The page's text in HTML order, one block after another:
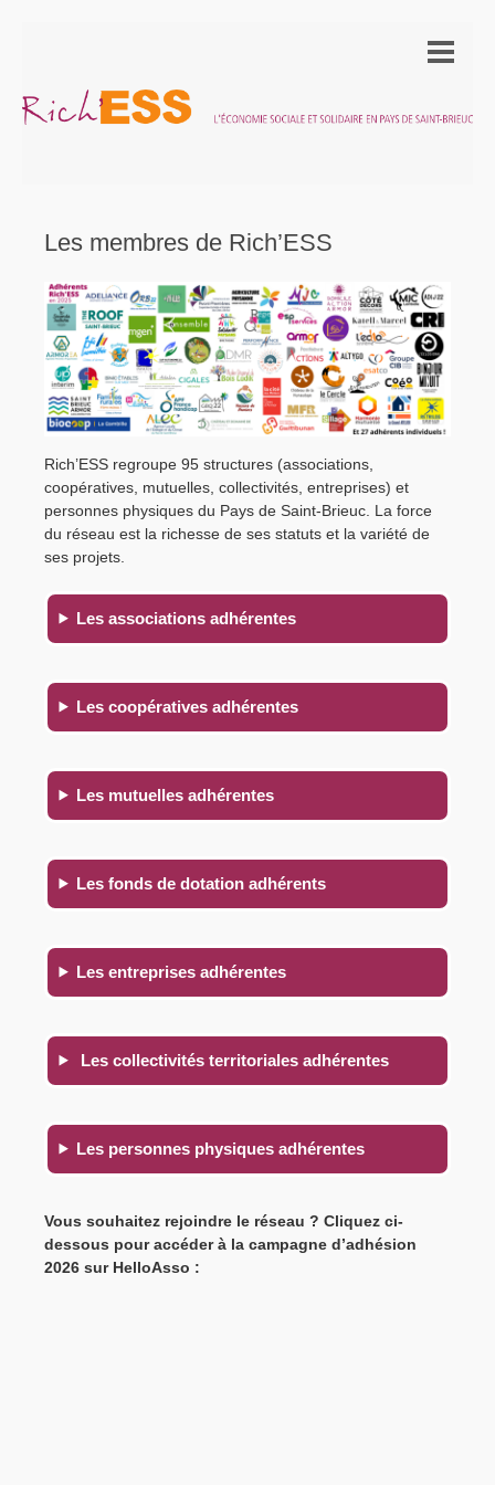
Les membres de Rich’ESS
Rich’ESS regroupe 95 structures (associations,
coopératives, mutuelles, collectivités, entreprises) et
personnes physiques du Pays de Saint-Brieuc. La force
du réseau est la richesse de ses statuts et la variété de
ses projets.
Les associations adhérentes
Les coopératives adhérentes
Les mutuelles adhérentes
Les fonds de dotation adhérents
Les entreprises adhérentes
Les collectivités territoriales adhérentes
Les personnes physiques adhérentes
Vous souhaitez rejoindre le réseau ? Cliquez ci-
dessous pour accéder à la campagne d’adhésion
2026 sur HelloAsso :